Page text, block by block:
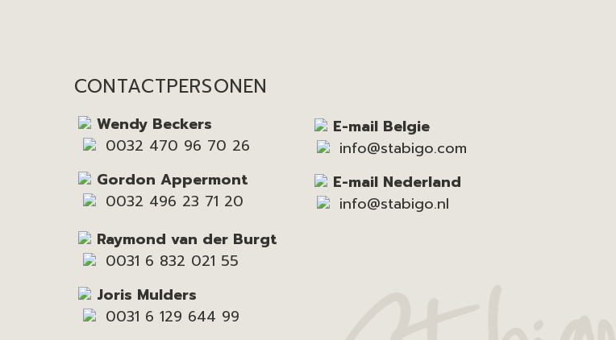
CONTACTPERSONEN
Wendy Beckers
0032 470 96 70 26
Gordon Appermont
0032 496 23 71 20
Raymond van der Burgt
0031 6 832 021 55
Joris Mulders
0031 6 129 644 99
E-mail Belgie
info@stabigo.com
E-mail Nederland
info@stabigo.nl